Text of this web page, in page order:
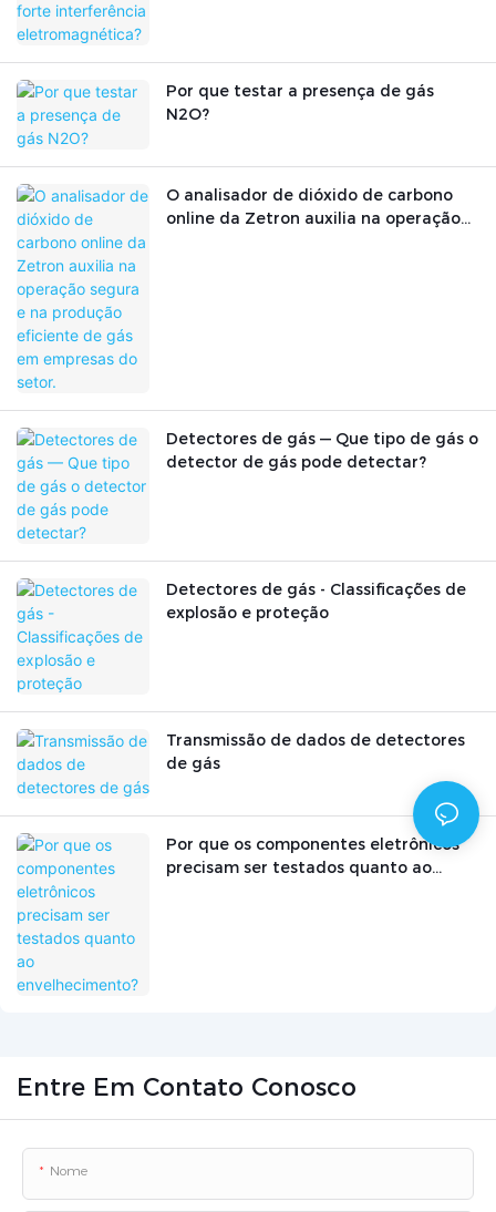
Por que testar a presença de gás
N2O?
O analisador de dióxido de carbono
online da Zetron auxilia na operação
Detectores de gás — Que tipo de gás o
detector de gás pode detectar?
Detectores de gás - Classificações de
explosão e proteção
Transmissão de dados de detectores
de gás
Por que os componentes eletrônicos
precisam ser testados quanto ao
Entre Em Contato Conosco
Nome